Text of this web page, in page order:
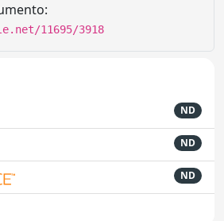
11695/3918
ND
ND
ND